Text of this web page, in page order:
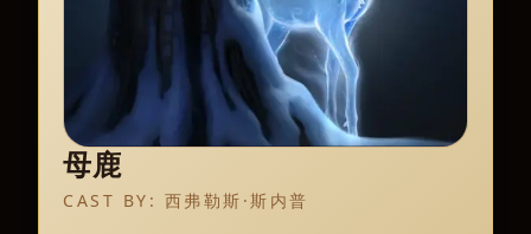
母鹿
CAST BY: 西弗勒斯·斯内普